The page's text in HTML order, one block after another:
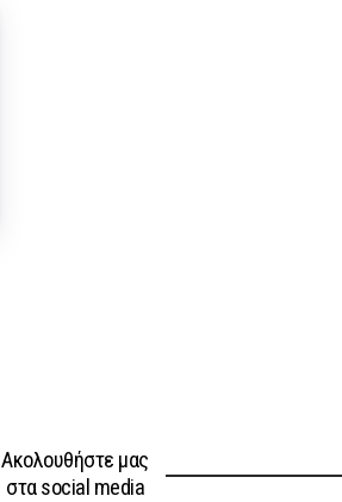
Ακολουθήστε μας
στα social media